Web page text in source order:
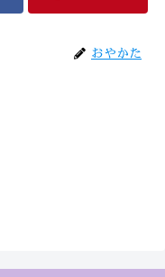
おやかた